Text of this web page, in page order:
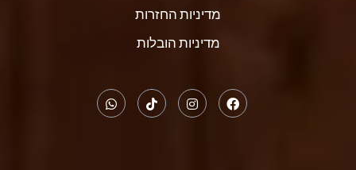
מדיניות החזרות
מדיניות הובלות